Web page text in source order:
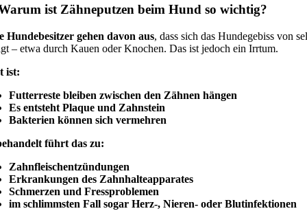
ist Zähneputzen beim Hund so wichtig?
Hundebesitzer gehen davon aus, dass sich das Hundegebiss von
– etwa durch Kauen oder Knochen. Das ist jedoch ein Irrtum.
ist:
Futterreste bleiben zwischen den Zähnen hängen
Es entsteht Plaque und Zahnstein
Bakterien können sich vermehren
führt das zu:
Zahnfleischentzündungen
Erkrankungen des Zahnhalteapparates
Schmerzen und Fressproblemen
im schlimmsten Fall sogar Herz-, Nieren- oder Blutinfektionen